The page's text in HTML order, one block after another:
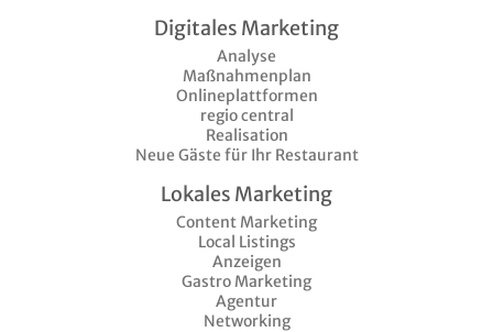
Digitales Marketing
Analyse
Maßnahmenplan
Onlineplattformen
regio central
Realisation
Neue Gäste für Ihr Restaurant
Lokales Marketing
Content Marketing
Local Listings
Anzeigen
Gastro Marketing
Agentur
Networking